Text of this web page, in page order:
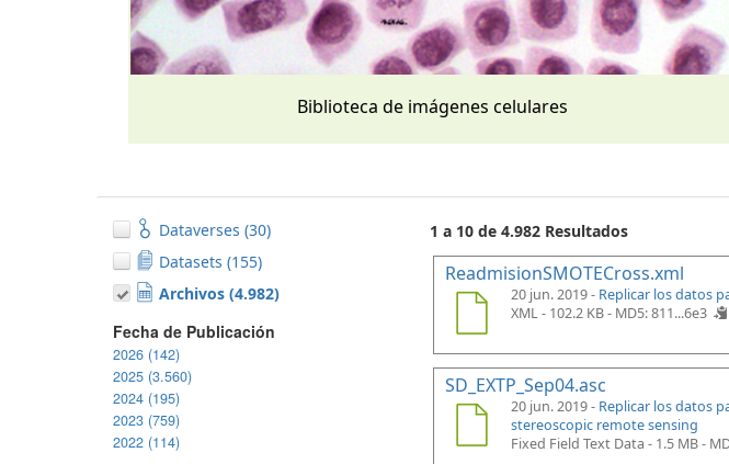
Biblioteca de imágenes celulares
Dataverses (30)
Datasets (155)
Archivos (4.982)
Fecha de Publicación
2026 (142)
2025 (3.560)
2024 (195)
2023 (759)
2022 (114)
1 a 10 de 4.982 Resultados
ReadmisionSMOTECross.xml
20 jun. 2019 - Replicar los datos
XML - 102.2 KB - MD5: 811...6e3
SD_EXTP_Sep04.asc
20 jun. 2019 - Replicar los datos
stereoscopic remote sensing
Fixed Field Text Data - 1.5 MB -